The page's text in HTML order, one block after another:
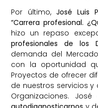
Por último, José Luis
“Carrera profesional.
hizo un repaso
profesionales de los
demanda del
con la oportunidad
Proyectos de ofrecer
de nuestros servicios
Organizaciones. José